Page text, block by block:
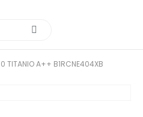
TITANIO A++ B1RCNE404XB